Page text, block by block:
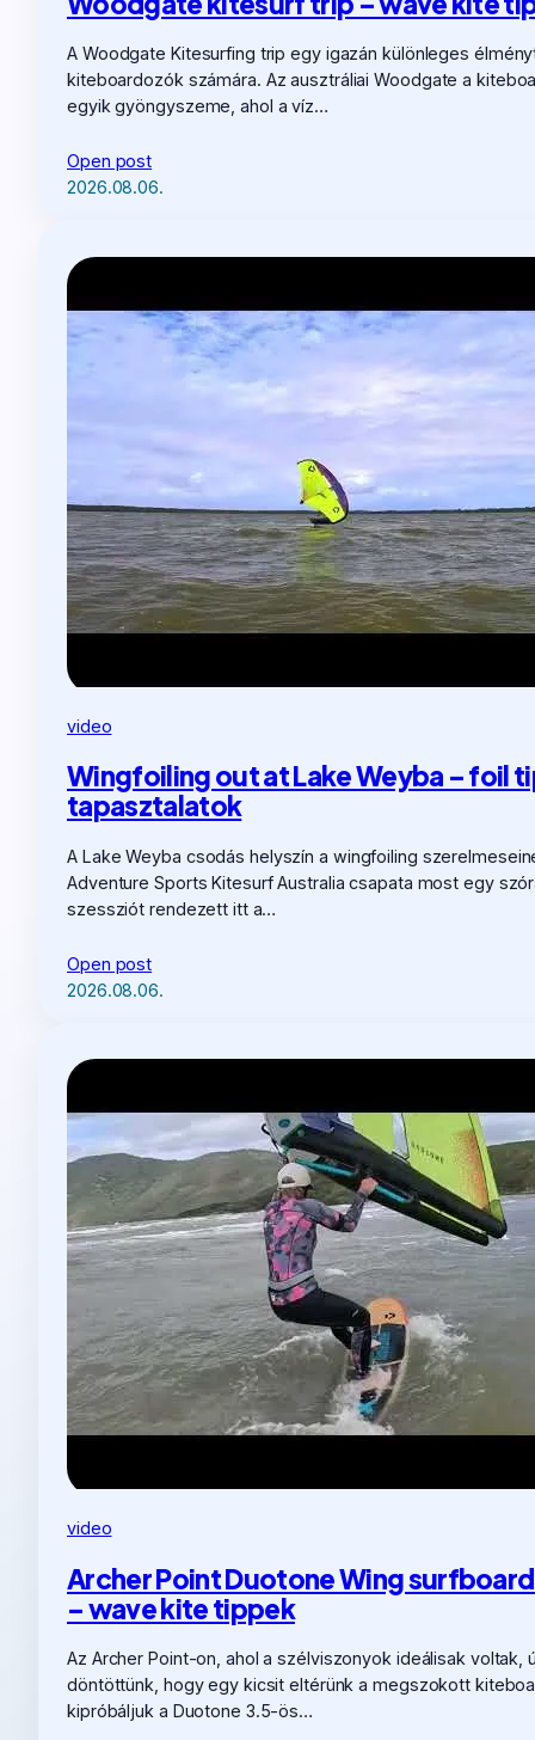
A Woodgate Kitesurfing trip egy igazán különleges
kiteboardozók számára. Az ausztráliai Woodgate a
egyik gyöngyszeme, ahol a víz…
Open post
2026.08.06.
video
Wingfoiling out at Lake Weyba – foil
tapasztalatok
A Lake Weyba csodás helyszín a wingfoiling
Adventure Sports Kitesurf Australia csapata most egy
szessziót rendezett itt a…
Open post
2026.08.06.
video
Archer Point Duotone Wing
– wave kite tippek
Az Archer Point-on, ahol a szélviszonyok ideálisak voltak,
döntöttünk, hogy egy kicsit eltérünk a megszokott
kipróbáljuk a Duotone 3.5-ös…